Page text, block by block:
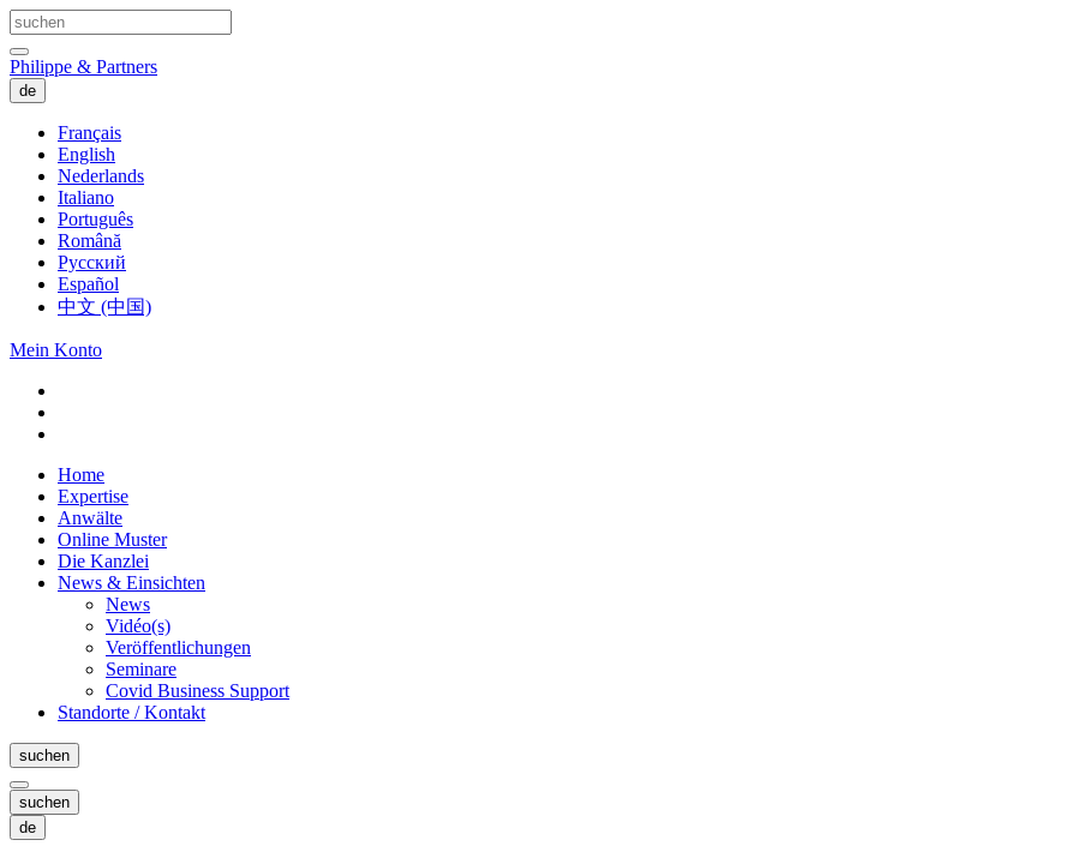
Philippe & Partners
de
Français
English
Nederlands
Italiano
Português
Română
Русский
Español
中文 (中国)
Mein Konto
Home
Expertise
Anwälte
Online Muster
Die Kanzlei
News & Einsichten
News
Vidéo(s)
Veröffentlichungen
Seminare
Covid Business Support
Standorte / Kontakt
suchen
suchen
de